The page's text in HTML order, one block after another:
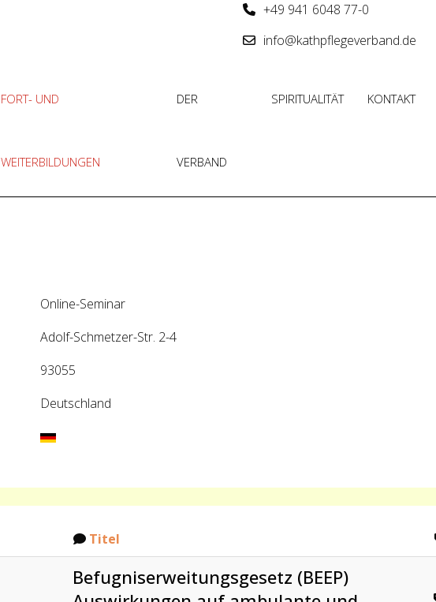
+49 941 6048 77-0
info@kathpflegeverband.de
FORT- UND
WEITERBILDUNGEN
DER
VERBAND
SPIRITUALITÄT KONTAKT
Online-Seminar
Adolf-Schmetzer-Str. 2-4
93055
Deutschland
Titel
Befugniserweitungsgesetz (BEEP)